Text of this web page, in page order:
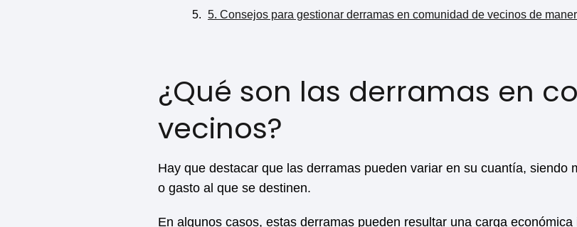
5. Consejos para gestionar derramas en comunidad de vecinos de
¿Qué son las derramas en
vecinos?
Hay que destacar que las derramas pueden variar en su cuantía, siendo
o gasto al que se destinen.
En algunos casos, estas derramas pueden resultar una carga